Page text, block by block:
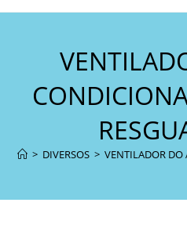
> DIVERSOS > VENTILADOR